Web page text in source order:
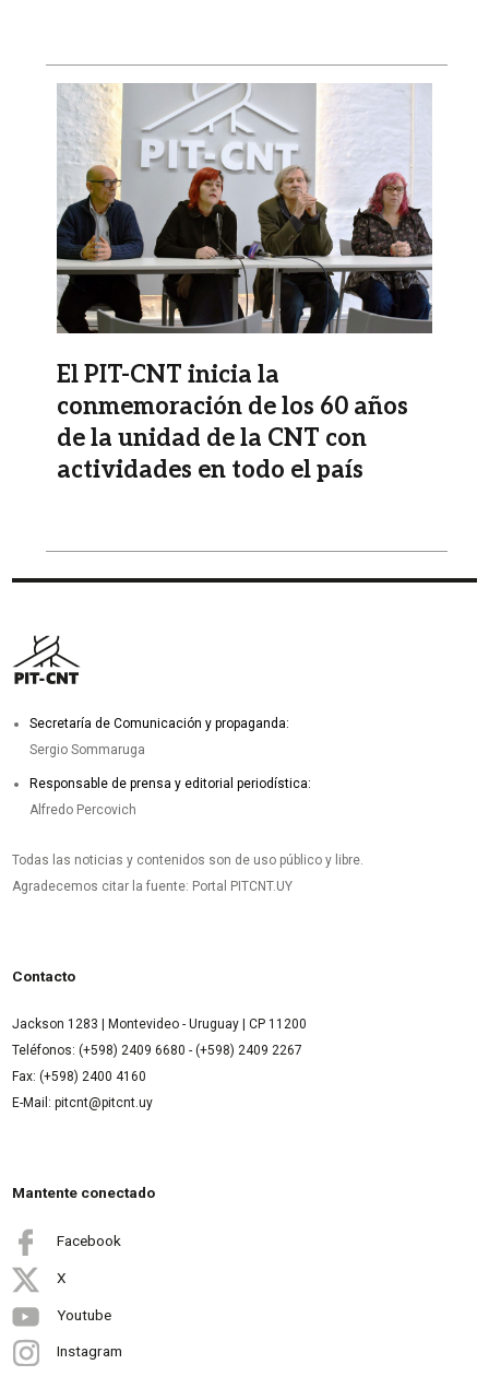
Imagen
El PIT-CNT inicia la
conmemoración de los 60 años
de la unidad de la CNT con
actividades en todo el país
Secretaría de Comunicación y propaganda:
Sergio Sommaruga
Responsable de prensa y editorial periodística:
Alfredo Percovich
Todas las noticias y contenidos son de uso público y libre.
Agradecemos citar la fuente: Portal PITCNT.UY
Contacto
Jackson 1283 | Montevideo - Uruguay | CP 11200
Teléfonos: (+598) 2409 6680 - (+598) 2409 2267
Fax: (+598) 2400 4160
E-Mail: pitcnt@pitcnt.uy
Mantente conectado
Facebook
X
Youtube
Instagram